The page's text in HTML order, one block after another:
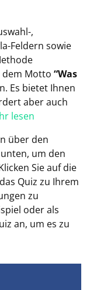
,
Feldern sowie
dem Motto “Was
Es bietet Ihnen
aber auch
lesen
über den
um den
Sie auf die
Quiz zu Ihrem
zu
oder als
an, um es zu